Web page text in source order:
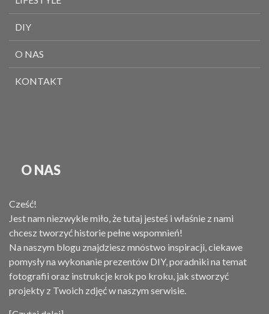
DIY
O NAS
KONTAKT
O NAS
Cześć!
Jest nam niezwykle miło, że tutaj jesteś i właśnie z nami
chcesz tworzyć historie pełne wspomnień!
Na naszym blogu znajdziesz mnóstwo inspiracji, ciekawe
pomysły na wykonanie prezentów DIY, poradniki na temat
fotografii oraz instrukcje krok po kroku, jak stworzyć
projekty z Twoich zdjęć w naszym serwisie.